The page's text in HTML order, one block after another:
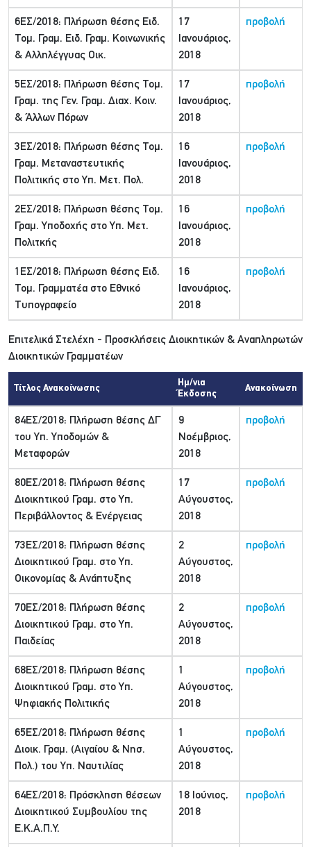
6ΕΣ/2018: Πλήρωση θέσης Ειδ.
Τομ. Γραμ. Ειδ. Γραμ. Κοινωνικής
& Αλληλέγγυας Οικ.
17
Ιανουάριος,
2018
προβολή
5ΕΣ/2018: Πλήρωση θέσης Τομ.
Γραμ. της Γεν. Γραμ. Διαχ. Κοιν.
& Άλλων Πόρων
17
Ιανουάριος,
2018
προβολή
3ΕΣ/2018: Πλήρωση θέσης Τομ.
Γραμ. Μεταναστευτικής
Πολιτικής στο Υπ. Μετ. Πολ.
16
Ιανουάριος,
2018
προβολή
2ΕΣ/2018: Πλήρωση θέσης Τομ.
Γραμ. Υποδοχής στο Υπ. Μετ.
Πολιτκής
16
Ιανουάριος,
2018
προβολή
1ΕΣ/2018: Πλήρωση θέσης Ειδ.
Τομ. Γραμματέα στο Εθνικό
Τυπογραφείο
16
Ιανουάριος,
2018
προβολή
Επιτελικά Στελέχη - Προσκλήσεις Διοικητικών & Αναπληρωτών
Διοικητικών Γραμματέων
Τίτλος Ανακοίνωσης
Ημ/νια
Έκδοσης
Ανακοίνωση
84ΕΣ/2018: Πλήρωση θέσης ΔΓ
του Υπ. Υποδομών &
Μεταφορών
9
Νοέμβριος,
2018
προβολή
80ΕΣ/2018: Πλήρωση θέσης
Διοικητικού Γραμ. στο Υπ.
Περιβάλλοντος & Ενέργειας
17
Αύγουστος,
2018
προβολή
73ΕΣ/2018: Πλήρωση θέσης
Διοικητικού Γραμ. στο Υπ.
Οικονομίας & Ανάπτυξης
2
Αύγουστος,
2018
προβολή
70ΕΣ/2018: Πλήρωση θέσης
Διοικητικού Γραμ. στο Υπ.
Παιδείας
2
Αύγουστος,
2018
προβολή
68ΕΣ/2018: Πλήρωση θέσης
Διοικητικού Γραμ. στο Υπ.
Ψηφιακής Πολιτικής
1
Αύγουστος,
2018
προβολή
65ΕΣ/2018: Πλήρωση θέσης
Διοικ. Γραμ. (Αιγαίου & Νησ.
Πολ.) του Υπ. Ναυτιλίας
1
Αύγουστος,
2018
προβολή
64ΕΣ/2018: Πρόσκληση θέσεων
Διοικητικού Συμβουλίου της
Ε.Κ.Α.Π.Υ.
18 Ιούνιος,
2018
προβολή